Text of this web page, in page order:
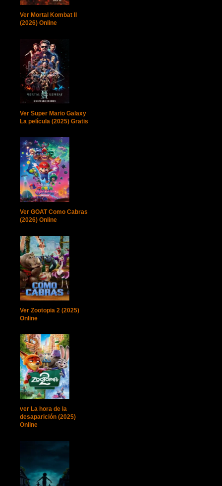
Ver Mortal Kombat II
(2026) Online
Ver Super Mario Galaxy
La película (2025) Gratis
Ver GOAT Como Cabras
(2026) Online
Ver Zootopia 2 (2025)
Online
ver La hora de la
desaparición (2025)
Online